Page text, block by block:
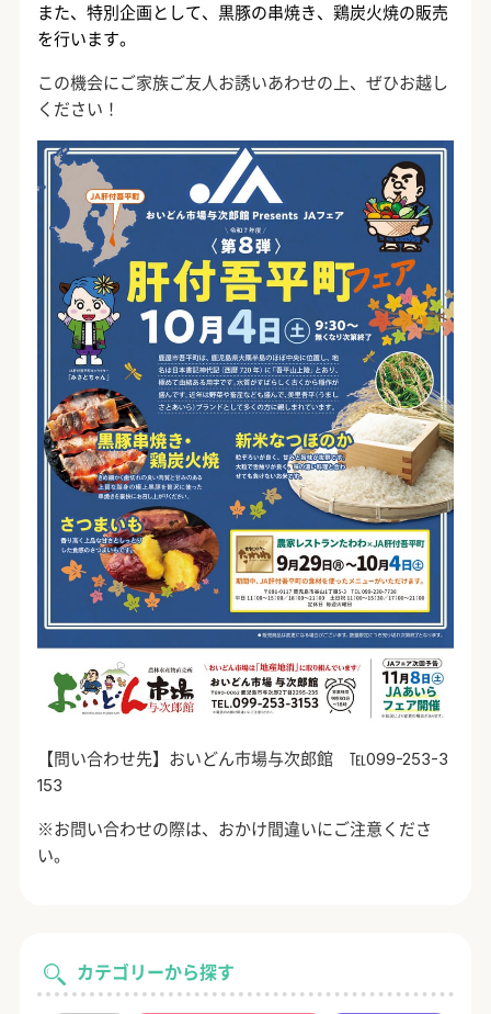
カテゴリーから探す
また、特別企画として、黒豚の串焼き、鶏炭火焼の販売
を行います。
この機会にご家族ご友人お誘いあわせの上、ぜひお越し
ください！
【問い合わせ先】おいどん市場与次郎館 ℡099-253-3
153
※お問い合わせの際は、おかけ間違いにご注意くださ
い。